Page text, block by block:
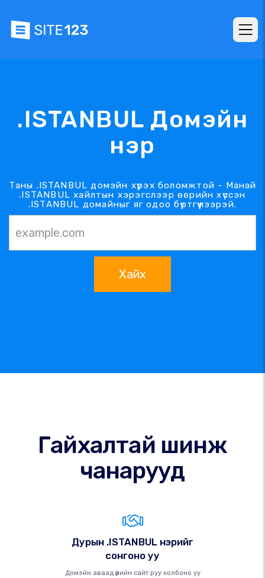
.ISTANBUL Домэйн
нэр
Таны .ISTANBUL домэйн хүрэх боломжтой - Манай
.ISTANBUL хайлтын хэрэгслээр өөрийн хүссэн
.ISTANBUL домайныг яг одоо бүртгүүлээрэй.
Хайх
Гайхалтай шинж
чанарууд
Дурын .ISTANBUL нэрийг
сонгоно уу
Домэйн аваад өөрийн сайт руу холбоно уу